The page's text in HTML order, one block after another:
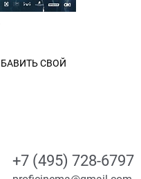
СВОЙ
+7 (495) 728-6797